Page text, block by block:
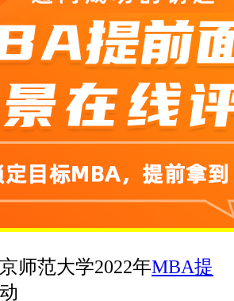
师范大学2022年MBA提